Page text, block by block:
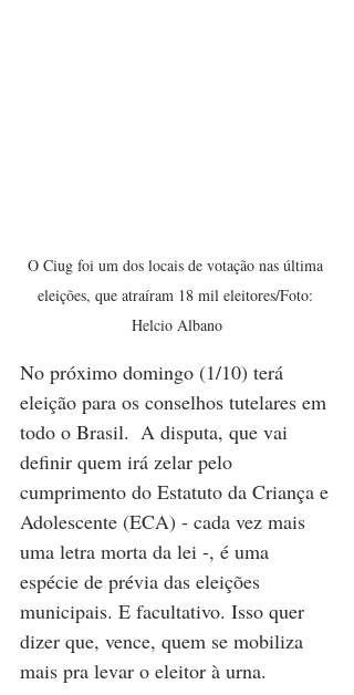
O Ciug foi um dos locais de votação nas última
eleições, que atraíram 18 mil eleitores/Foto:
Helcio Albano
No próximo domingo (1/10) terá
eleição para os conselhos tutelares em
todo o Brasil.  A disputa, que vai
definir quem irá zelar pelo
cumprimento do Estatuto da Criança e
Adolescente (ECA) - cada vez mais
uma letra morta da lei -, é uma
espécie de prévia das eleições
municipais. E facultativo. Isso quer
dizer que, vence, quem se mobiliza
mais pra levar o eleitor à urna.